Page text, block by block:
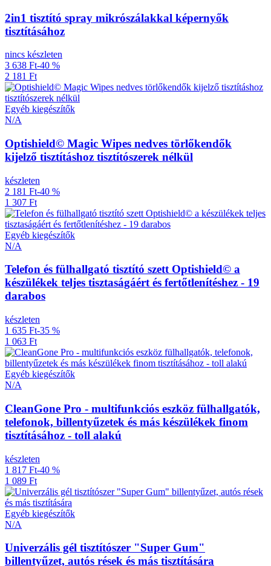
2in1 tisztító spray mikrószálakkal képernyők
tisztításához
nincs készleten
3 638 Ft-40 %
2 181 Ft
Egyéb kiegészítők
N/A
Optishield© Magic Wipes nedves törlőkendők
kijelző tisztításhoz tisztítószerek nélkül
készleten
2 181 Ft-40 %
1 307 Ft
Egyéb kiegészítők
N/A
Telefon és fülhallgató tisztító szett Optishield© a
készülékek teljes tisztaságáért és fertőtlenítéshez - 19
darabos
készleten
1 635 Ft-35 %
1 063 Ft
Egyéb kiegészítők
N/A
CleanGone Pro - multifunkciós eszköz fülhallgatók,
telefonok, billentyűzetek és más készülékek finom
tisztításához - toll alakú
készleten
1 817 Ft-40 %
1 089 Ft
Egyéb kiegészítők
N/A
Univerzális gél tisztítószer "Super Gum"
billentyűzet, autós rések és más tisztítására